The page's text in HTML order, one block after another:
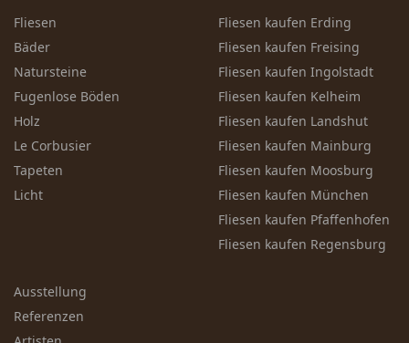
Fliesen
Bäder
Natursteine
Fugenlose Böden
Holz
Le Corbusier
Tapeten
Licht
Fliesen kaufen Erding
Fliesen kaufen Freising
Fliesen kaufen Ingolstadt
Fliesen kaufen Kelheim
Fliesen kaufen Landshut
Fliesen kaufen Mainburg
Fliesen kaufen Moosburg
Fliesen kaufen München
Fliesen kaufen Pfaffenhofen
Fliesen kaufen Regensburg
Ausstellung
Referenzen